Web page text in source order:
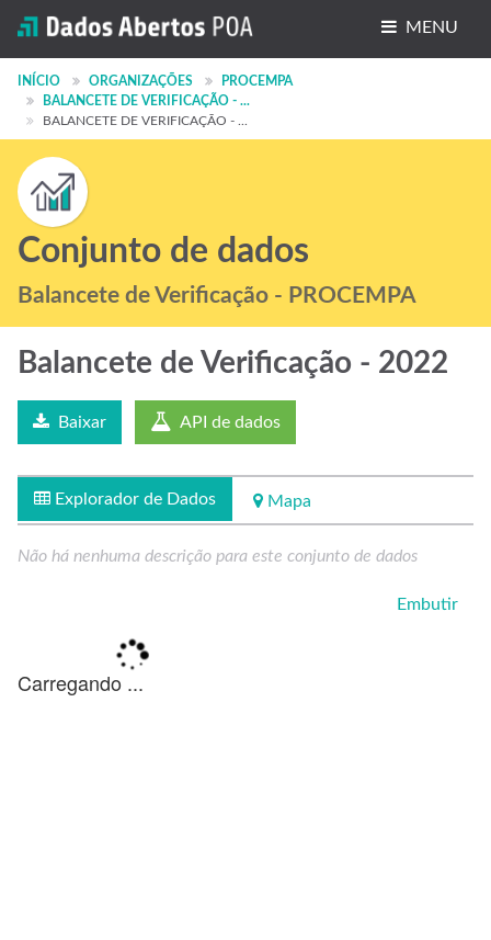
MENU
Conjuntos de dados
Organizações
Grupos
Sobre
INÍCIO ORGANIZAÇÕES
PROCEMPA
BALANCETE DE VERIFICAÇÃO - ...
BALANCETE DE VERIFICAÇÃO - ...
Conjunto de dados
Balancete de Verificação - PROCEMPA
Balancete de Verificação - 2022
Baixar API de dados
Explorador de Dados Mapa
Não há nenhuma descrição para este conjunto de dados
Embutir